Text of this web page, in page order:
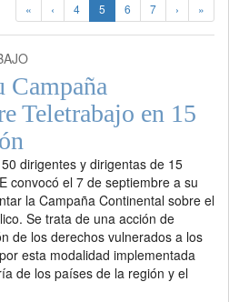
« ‹ 4 5 6 7 › »
Campaña
Teletrabajo en 15
dirigentes y dirigentas de 15
convocó el 7 de septiembre a su
la Campaña Continental sobre el
Se trata de una acción de
de los derechos vulnerados a los
esta modalidad implementada
de los países de la región y el